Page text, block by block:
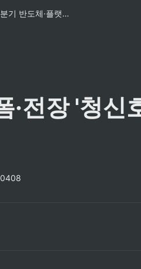
삼성전자·LG전자, 2분기 반도체·플랫폼·전장 '청신호'
·전장 '청신